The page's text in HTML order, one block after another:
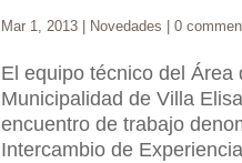
Mar 1, 2013 Novedades |0
El equipo técnico del
Municipalidad de Villa
encuentro de trabajo
Intercambio de